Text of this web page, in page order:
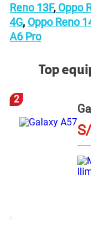
Reno 13F, Oppo
4G, Oppo Reno
A6 Pro
Top
3